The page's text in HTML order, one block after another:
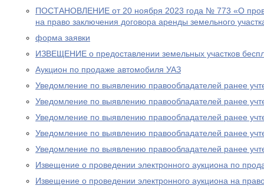
ПОСТАНОВЛЕНИЕ от 20 ноября 2023 года № 773 «О
на право заключения договора аренды земельного
форма заявки
ИЗВЕЩЕНИЕ о предоставлении земельных участков
Аукцион по продаже автомобиля УАЗ
Уведомление по выявлению правообладателей ранее
Уведомление по выявлению правообладателей ранее
Уведомление по выявлению правообладателей ранее
Уведомление по выявлению правообладателей ранее
Уведомление по выявлению правообладателей ранее
Извещение о проведении электронного аукциона по
Извещение о проведении электронного аукциона на